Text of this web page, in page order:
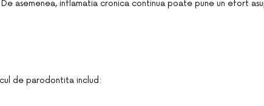
asemenea, inflamatia cronica continua poate pune un efort
de parodontita includ: